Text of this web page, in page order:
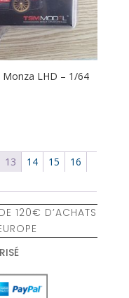
Monza LHD – 1/64
13 14 15
16
120€ D’ACHATS